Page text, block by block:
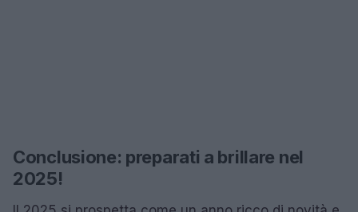
Conclusione: preparati a brillare nel
2025!